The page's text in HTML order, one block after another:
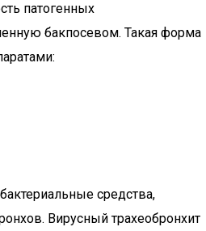
патогенных
бакпосевом. Такая форма
средства,
Вирусный трахеобронхит